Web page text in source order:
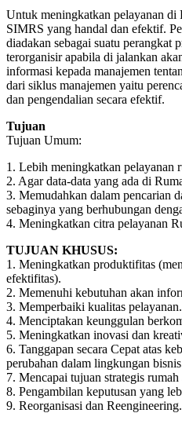
Untuk meningkatkan pelayanan di
SIMRS yang handal dan efektif.
diadakan sebagai suatu perangkat
terorganisir apabila di jalankan
informasi kepada manajemen
dari siklus manajemen yaitu
dan pengendalian secara efektif.
Tujuan
Tujuan Umum:
1. Lebih meningkatkan pelayanan
2. Agar data-data yang ada di
3. Memudahkan dalam pencarian
sebaginya yang berhubungan
4. Meningkatkan citra pelayanan
TUJUAN KHUSUS:
1. Meningkatkan produktifitas
efektifitas).
2. Memenuhi kebutuhan akan
3. Memperbaiki kualitas pelayanan.
4. Menciptakan keunggulan
5. Meningkatkan inovasi dan
6. Tanggapan secara Cepat atas
perubahan dalam lingkungan
7. Mencapai tujuan strategis rumah
8. Pengambilan keputusan yang
9. Reorganisasi dan Reengineering.